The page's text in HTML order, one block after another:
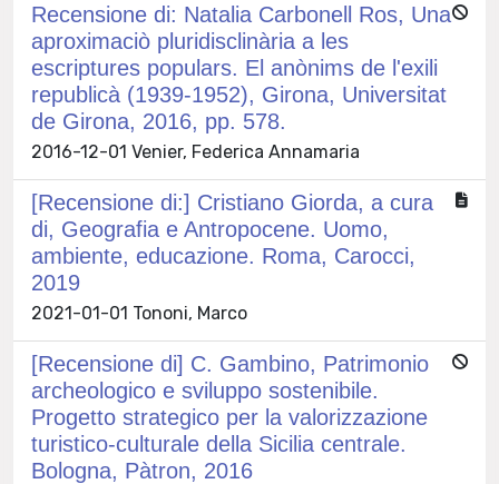
Recensione di: Natalia Carbonell Ros, Una
aproximaciò pluridisclinària a les
escriptures populars. El anònims de l'exili
republicà (1939-1952), Girona, Universitat
de Girona, 2016, pp. 578.
2016-12-01 Venier, Federica Annamaria
[Recensione di:] Cristiano Giorda, a cura
di, Geografia e Antropocene. Uomo,
ambiente, educazione. Roma, Carocci,
2019
2021-01-01 Tononi, Marco
[Recensione di] C. Gambino, Patrimonio
archeologico e sviluppo sostenibile.
Progetto strategico per la valorizzazione
turistico-culturale della Sicilia centrale.
Bologna, Pàtron, 2016